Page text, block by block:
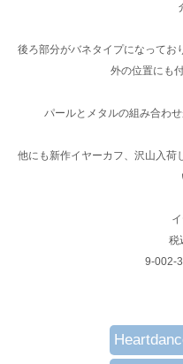
後ろ部分がバネタイプになってお
外の位置にも
パールとメタルの組み合わ
他にも新作イヤーカフ、沢山入荷
税
9-002-